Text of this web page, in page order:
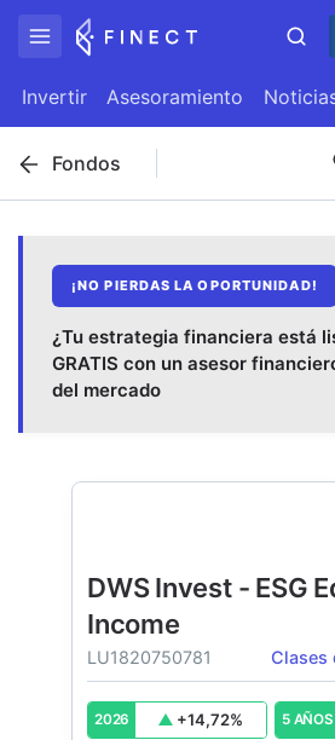
Invertir Asesoramiento
Fondos
¡NO PIERDAS LA OPORTUNIDAD!
¿Tu estrategia financiera está
GRATIS con un asesor
del mercado
DWS Invest - ESG
Income
LU1820750781 Clases
2026 +14,72% 5 AÑOS